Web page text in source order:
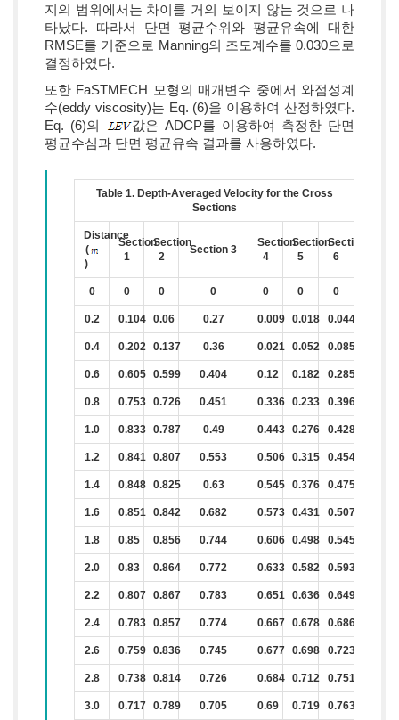
지의 범위에서는 차이를 거의 보이지 않는 것으로 나
타났다. 따라서 단면 평균수위와 평균유속에 대한
RMSE를 기준으로 Manning의 조도계수를 0.030으로
결정하였다.
또한 FaSTMECH 모형의 매개변수 중에서 와점성계
수(eddy viscosity)는 Eq. (6)을 이용하여 산정하였다.
Eq. (6)의
값은 ADCP를 이용하여 측정한 단면
평균수심과 단면 평균유속 결과를 사용하였다.
Table 1. Depth-Averaged Velocity for the Cross
Sections
Distance
(
)
Section
1
Section
2
Section 3
Section
4
Section
5
Section
6
0 0 0 0 0 0 0
0.2 0.104 0.06 0.27 0.009 0.018 0.044
0.4 0.202 0.137 0.36 0.021 0.052 0.085
0.6 0.605 0.599 0.404 0.12 0.182 0.285
0.8 0.753 0.726 0.451 0.336 0.233 0.396
1.0 0.833 0.787 0.49 0.443 0.276 0.428
1.2 0.841 0.807 0.553 0.506 0.315 0.454
1.4 0.848 0.825 0.63 0.545 0.376 0.475
1.6 0.851 0.842 0.682 0.573 0.431 0.507
1.8 0.85 0.856 0.744 0.606 0.498 0.545
2.0 0.83 0.864 0.772 0.633 0.582 0.593
2.2 0.807 0.867 0.783 0.651 0.636 0.649
2.4 0.783 0.857 0.774 0.667 0.678 0.686
2.6 0.759 0.836 0.745 0.677 0.698 0.723
2.8 0.738 0.814 0.726 0.684 0.712 0.751
3.0 0.717 0.789 0.705 0.69 0.719 0.763